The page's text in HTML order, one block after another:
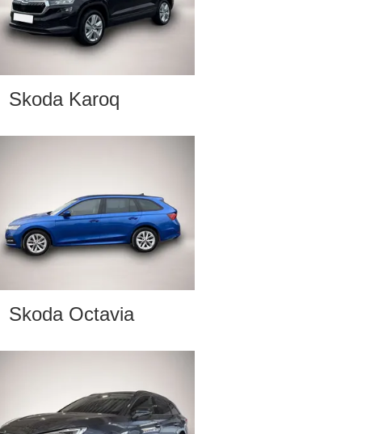
Skoda Karoq
Skoda Octavia